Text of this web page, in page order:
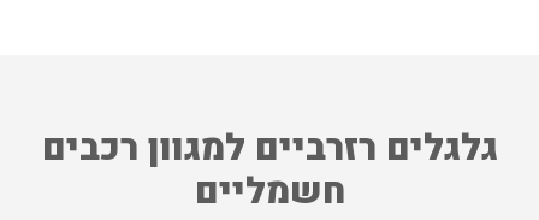
גלגלים רזרביים למגוון רכבים
חשמליים